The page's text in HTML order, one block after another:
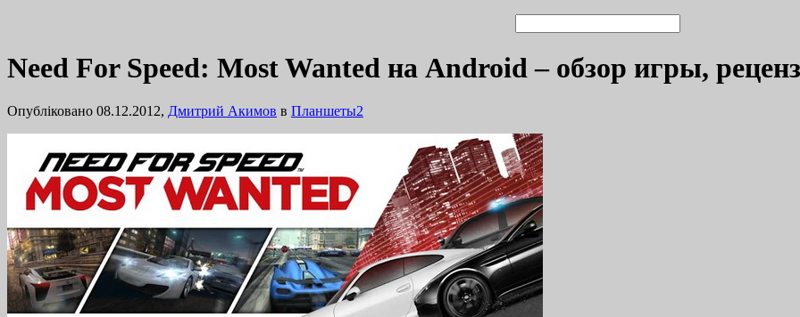
Need For Speed: Most Wanted на Android – обзор игры,
Опубліковано 08.12.2012, Дмитрий Акимов в Планшеты2